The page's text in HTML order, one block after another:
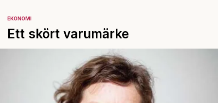
EKONOMI
Ett skört varumärke